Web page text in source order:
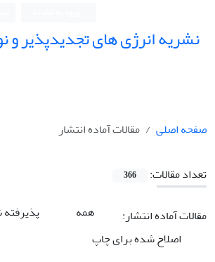
نشریه انرژی های تجدیدپذیر و
صفحه اصلی مقالات آماده انتشار
تعداد مقالات: 366
مقالات آماده انتشار: همه
اصلاح شده برای چاپ